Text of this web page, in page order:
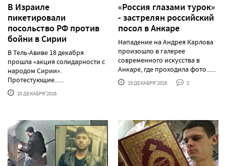
В Израиле
пикетировали
посольство РФ против
бойни в Сирии
В Тель-Авиве 18 декабря
прошла «акция солидарности с
народом Сирии».
Протестующие......
20 ДЕКАБРЯ'2016
«Россия глазами турок»
- застрелян российский
посол в Анкаре
Нападение на Андрея Карлова
произошло в галерее
современного искусства в
Анкаре, где проходила фото......
19 ДЕКАБРЯ'2016 2